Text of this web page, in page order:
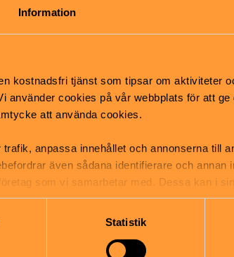
Information
kostnadsfri tjänst som tipsar om aktiviteter
använder cookies på vår webbplats för att ge
att använda cookies.
anpassa innehållet och annonserna till
även sådana identifierare och annan
som vi samarbetar med. Dessa kan i
eller som de har samlat in när du
Statistik
är det cirka 100 meter till
kan också ta buss 110 eller 115
Med bil följer du skyltning mot
Uppsala och Gamla Uppsala
gamla järnvägen. Nära museet
gratis parkering.